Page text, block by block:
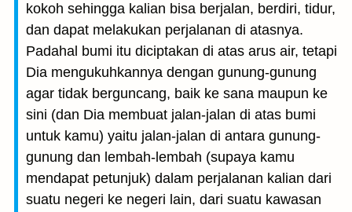
kokoh sehingga kalian bisa berjalan, berdiri, tidur,
dan dapat melakukan perjalanan di atasnya.
Padahal bumi itu diciptakan di atas arus air, tetapi
Dia mengukuhkannya dengan gunung-gunung
agar tidak berguncang, baik ke sana maupun ke
sini (dan Dia membuat jalan-jalan di atas bumi
untuk kamu) yaitu jalan-jalan di antara gunung-
gunung dan lembah-lembah (supaya kamu
mendapat petunjuk) dalam perjalanan kalian dari
suatu negeri ke negeri lain, dari suatu kawasan